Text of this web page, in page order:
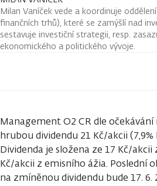
Milan Vaníček vede a koordinuje
finančních trhů), které se zamýšlí nad
sestavuje investiční strategii, resp.
ekonomického a politického vývoje.
Management O2 CR dle
hrubou dividendu 21 Kč/akcii (7,9%
Dividenda je složena ze 17 Kč/
Kč/akcii z emisního ážia. Poslední
na zmíněnou dividendu bude 17.